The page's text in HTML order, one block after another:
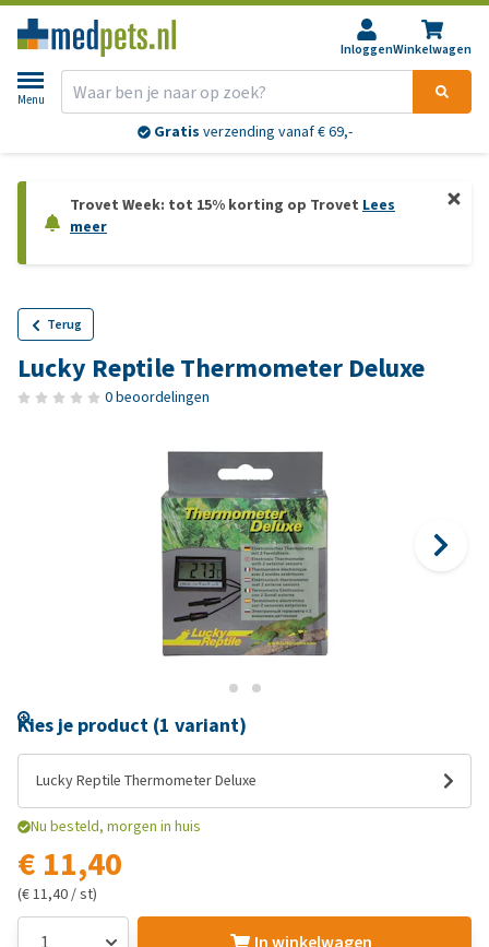
InloggenWinkelwagen
Menu
Gratis verzending vanaf € 69,-
Trovet Week: tot 15% korting op Trovet Lees
meer
Terug
Lucky Reptile Thermometer Deluxe
0 beoordelingen
Kies je product (1 variant)
Lucky Reptile Thermometer Deluxe
Nu besteld, morgen in huis
€ 11,40
(€ 11,40 / st)
In winkelwagen